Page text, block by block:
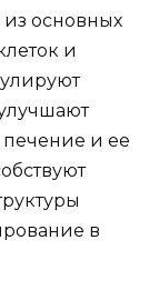
основных
и
и ее
в